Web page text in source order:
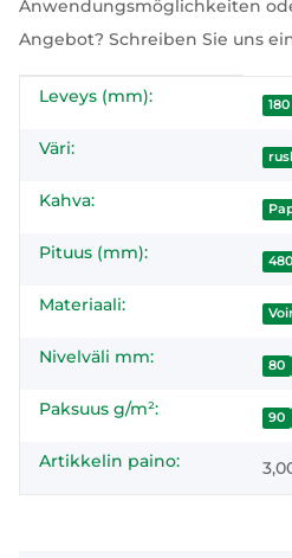
Anwendungsmöglichkeiten
Angebot? Schreiben Sie uns
Leveys (mm): 180
Väri:
Kahva:
Pituus (mm): 480
Materiaali:
Nivelväli mm: 80
Paksuus g/m²: 90
Artikkelin paino: